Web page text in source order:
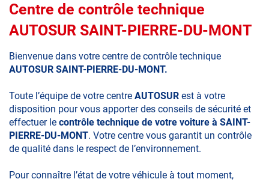
Centre de contrôle technique
AUTOSUR SAINT-PIERRE-DU-MONT
Bienvenue dans votre centre de contrôle technique
AUTOSUR SAINT-PIERRE-DU-MONT.
Toute l’équipe de votre centre AUTOSUR est à votre
disposition pour vous apporter des conseils de sécurité et
effectuer le contrôle technique de votre voiture à SAINT-
PIERRE-DU-MONT. Votre centre vous garantit un contrôle
de qualité dans le respect de l’environnement.
Pour connaître l’état de votre véhicule à tout moment,